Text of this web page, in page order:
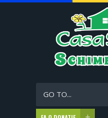
GO TO...